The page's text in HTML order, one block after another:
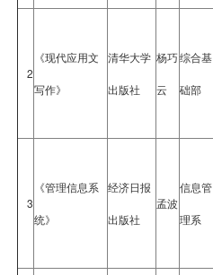
2
《现代应用文
写作》
清华大学
出版社
杨巧
云
综合基
础部
3
《管理信息系
统》
经济日报
出版社
孟波
信息管
理系